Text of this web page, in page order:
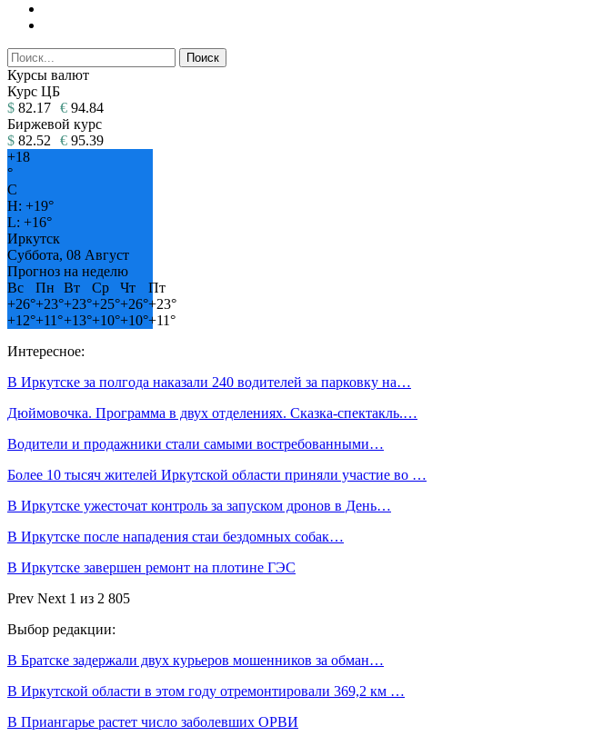
Курсы валют
Курс ЦБ
$ 82.17 € 94.84
Биржевой курс
$ 82.52 € 95.39
+18
°
C
H: +19°
L: +16°
Иркутск
Суббота, 08 Август
Прогноз на неделю
Вс
Пн Вт Ср Чт
Пт
+26°+23°+23°+25°+26°+23°
+12°+11°+13°+10°+10°+11°
Интересное:
В Иркутске за полгода наказали 240 водителей за парковку на…
Дюймовочка. Программа в двух отделениях. Сказка-спектакль.…
Водители и продажники стали самыми востребованными…
Более 10 тысяч жителей Иркутской области приняли участие во …
В Иркутске ужесточат контроль за запуском дронов в День…
В Иркутске после нападения стаи бездомных собак…
В Иркутске завершен ремонт на плотине ГЭС
Prev Next 1 из 2 805
Выбор редакции:
В Братске задержали двух курьеров мошенников за обман…
В Иркутской области в этом году отремонтировали 369,2 км …
В Приангарье растет число заболевших ОРВИ